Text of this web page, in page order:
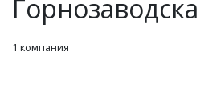
Горнозаводска
1 компания